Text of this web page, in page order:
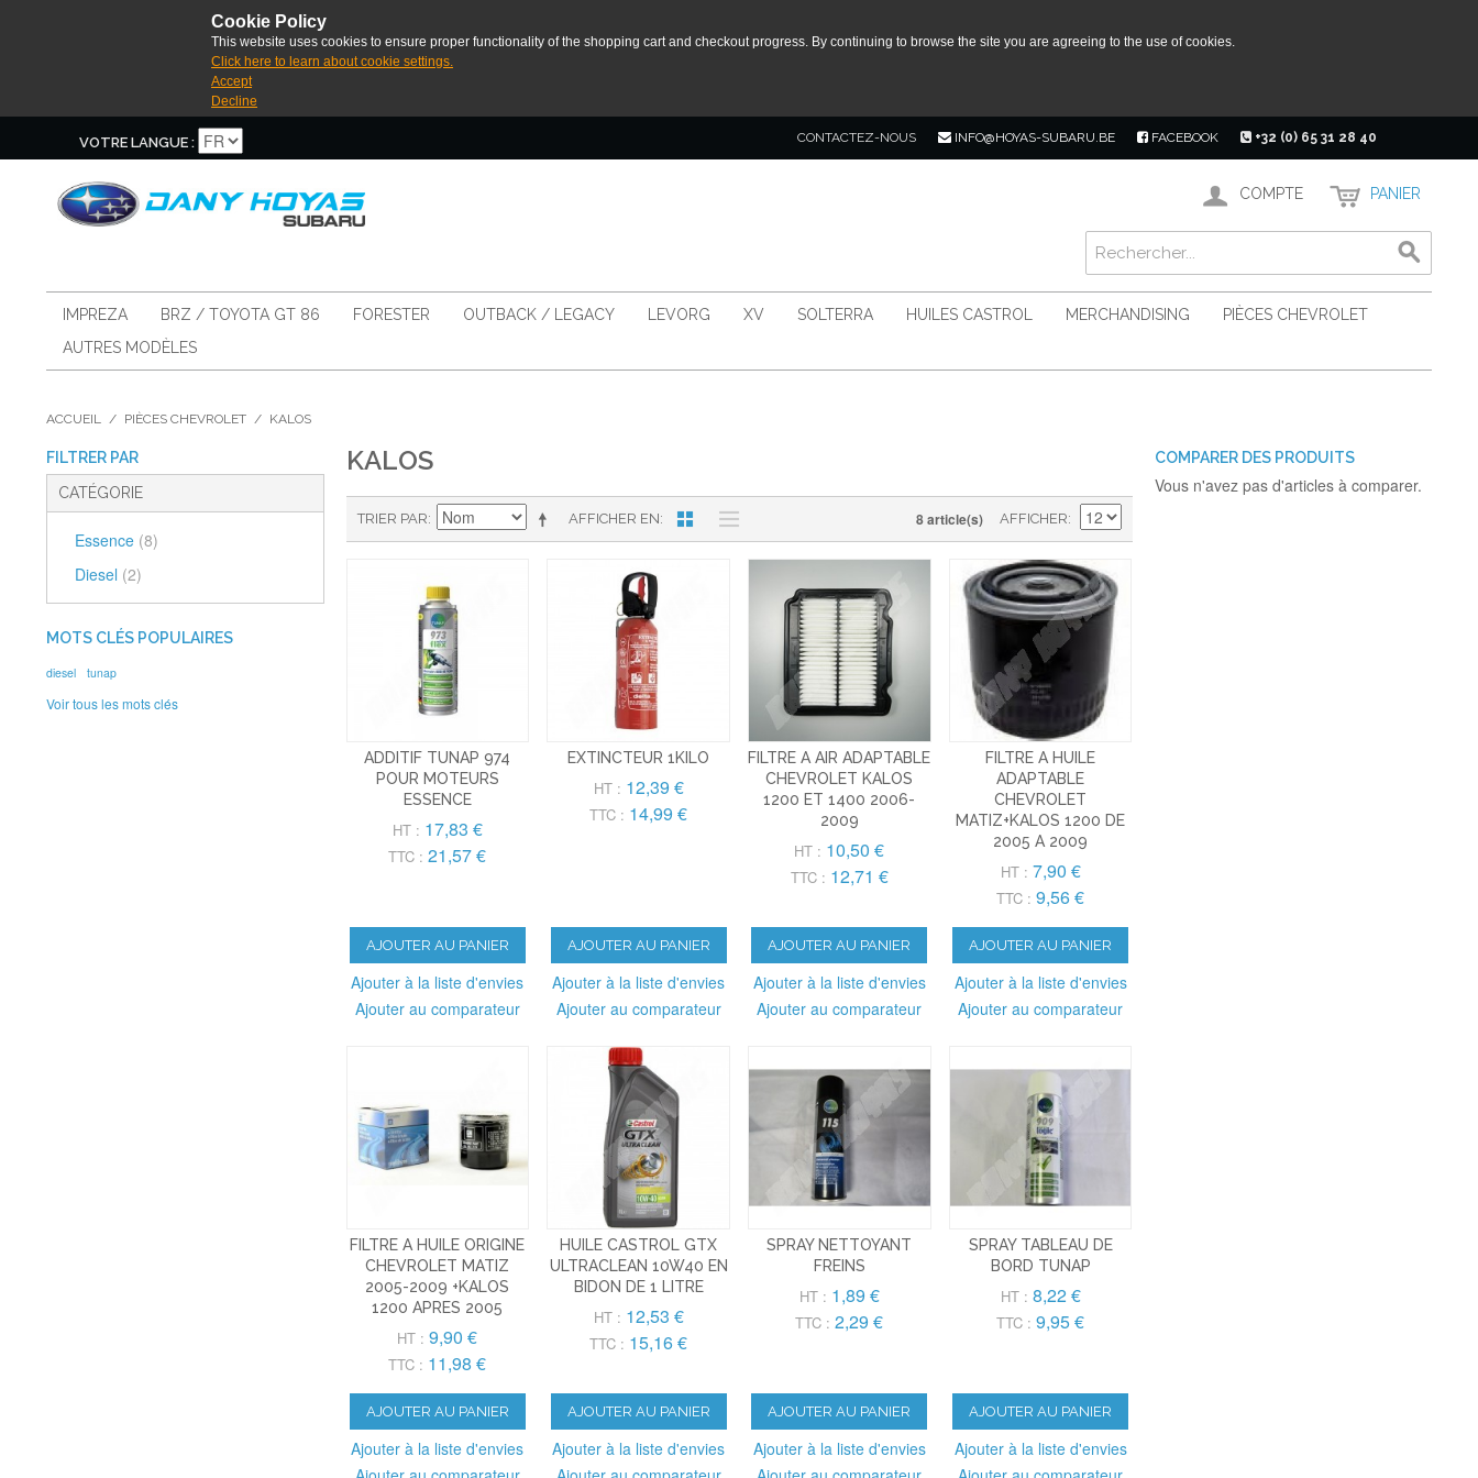
Cookie Policy
This website uses cookies to ensure proper functionality of the shopping cart and checkout progress. By continuing to browse the site you are agreeing to the use of cookies.
Click here to learn about cookie settings.
Accept
Decline
VOTRE LANGUE : CONTACTEZ-NOUS INFO@HOYAS-SUBARU.BE FACEBOOK +32 (0) 65 31 28 40
COMPTE PANIER
IMPREZA BRZ / TOYOTA GT 86 FORESTER OUTBACK / LEGACY LEVORG XV SOLTERRA HUILES CASTROL MERCHANDISING
PIÈCES CHEVROLET
AUTRES MODÈLES
ACCUEIL / PIÈCES CHEVROLET / KALOS
FILTRER PAR
CATÉGORIE
Essence (8)
Diesel (2)
KALOS
AFFICHER EN
TRIER PAR 8 article(s) AFFICHER
ADDITIF TUNAP 974
POUR MOTEURS
ESSENCE
HT : 17,83 €
TTC : 21,57 €
AJOUTER AU PANIER
Ajouter à la liste d'envies
Ajouter au comparateur
EXTINCTEUR 1KILO
HT : 12,39 €
TTC : 14,99 €
AJOUTER AU PANIER
Ajouter à la liste d'envies
Ajouter au comparateur
FILTRE A AIR ADAPTABLE
CHEVROLET KALOS
1200 ET 1400 2006-
2009
HT : 10,50 €
TTC : 12,71 €
AJOUTER AU PANIER
Ajouter à la liste d'envies
Ajouter au comparateur
FILTRE A HUILE
ADAPTABLE
CHEVROLET
MATIZ+KALOS 1200 DE
2005 A 2009
HT : 7,90 €
TTC : 9,56 €
AJOUTER AU PANIER
Ajouter à la liste d'envies
Ajouter au comparateur
FILTRE A HUILE ORIGINE
CHEVROLET MATIZ
2005-2009 +KALOS
1200 APRES 2005
HT : 9,90 €
TTC : 11,98 €
AJOUTER AU PANIER
Ajouter à la liste d'envies
HUILE CASTROL GTX
ULTRACLEAN 10W40 EN
BIDON DE 1 LITRE
HT : 12,53 €
TTC : 15,16 €
AJOUTER AU PANIER
Ajouter à la liste d'envies
SPRAY NETTOYANT
FREINS
HT : 1,89 €
TTC : 2,29 €
AJOUTER AU PANIER
Ajouter à la liste d'envies
SPRAY TABLEAU DE
BORD TUNAP
HT : 8,22 €
TTC : 9,95 €
AJOUTER AU PANIER
Ajouter à la liste d'envies
MOTS CLÉS POPULAIRES
diesel tunap
Voir tous les mots clés
COMPARER DES PRODUITS
Vous n'avez pas d'articles à comparer.